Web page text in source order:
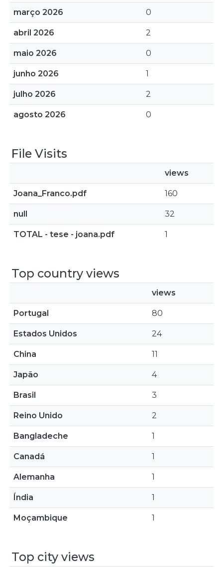
março 2026 0
abril 2026 2
maio 2026 0
junho 2026 1
julho 2026 2
agosto 2026 0
File Visits
views
Joana_Franco.pdf 160
null 32
TOTAL - tese - joana.pdf 1
Top country views
views
Portugal 80
Estados Unidos 24
China 11
Japão 4
Brasil 3
Reino Unido 2
Bangladeche 1
Canadá 1
Alemanha 1
Índia 1
Moçambique 1
Top city views